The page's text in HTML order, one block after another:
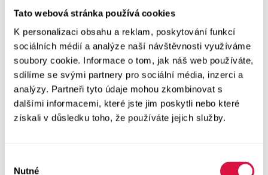
Tato webová stránka používá cookies
K personalizaci obsahu a reklam, poskytování funkcí
sociálních médií a analýze naší návštěvnosti využíváme
soubory cookie. Informace o tom, jak náš web používáte,
sdílíme se svými partnery pro sociální média, inzerci a
analýzy. Partneři tyto údaje mohou zkombinovat s
dalšími informacemi, které jste jim poskytli nebo které
získali v důsledku toho, že používáte jejich služby.
Nutné
Mikiny
Svetry
Šaty a sukně
Vše v kategorii Šaty a sukně
NOVINKY
Letní šaty